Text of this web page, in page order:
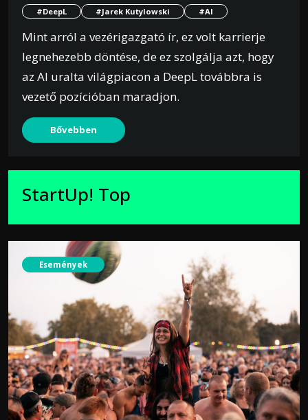
#DeepL #Jarek Kutylowski #AI
Mint arról a vezérigazgató ír, ez volt karrierje
legnehezebb döntése, de ez szolgálja azt, hogy
az AI uralta világpiacon a DeepL továbbra is
vezető pozícióban maradjon.
Bővebben
StartUp! Top
Események